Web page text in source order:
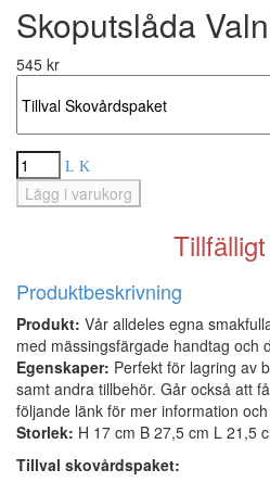
Skoputslåda
545 kr
Produktbeskrivning
Produkt: Vår alldeles egna
med mässingsfärgade handtag och
Egenskaper: Perfekt för lagring av
samt andra tillbehör. Går också att
följande länk för mer information
Storlek: H 17 cm B 27,5 cm L 21,5
Tillval skovårdspaket: